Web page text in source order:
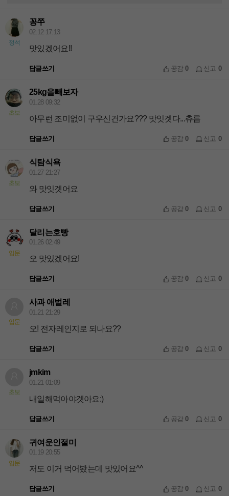
정석
꽁쭈
02.12 17:13
맛있겠어요!!
답글쓰기 공감0 신고 0
초보
25kg을빼보자
01.28 09:32
아무런 조미없이 구우신건가요??? 맛잇겟다...츄릅
답글쓰기 공감0 신고 0
초보
식탐식욕
01.27 21:27
와 맛잇겟어요
답글쓰기 공감0 신고 0
입문
달리는호빵
01.26 02:49
오 맛있겠어요!
답글쓰기 공감0 신고 0
입문
사과 애벌레
01.21 21:29
오! 전자레인지로 되나요??
답글쓰기 공감0 신고 0
초보
jmkim
01.21 01:09
내일해먹아야겟아요:)
답글쓰기 공감0 신고 0
입문
귀여운인절미
01.19 20:55
저도 이거 먹어봤는데 맛있어요^^
답글쓰기 공감0 신고 0